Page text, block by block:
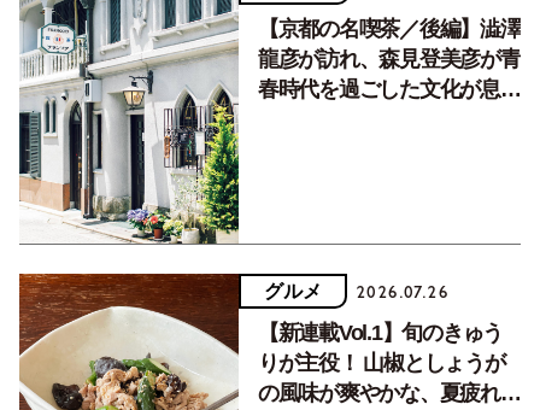
【京都の名喫茶／後編】澁澤
龍彦が訪れ、森見登美彦が青
春時代を過ごした文化が息づ
グルメ 2026.07.26
【新連載Vol.1】旬のきゅう
りが主役！ 山椒としょうが
の風味が爽やかな、夏疲れを